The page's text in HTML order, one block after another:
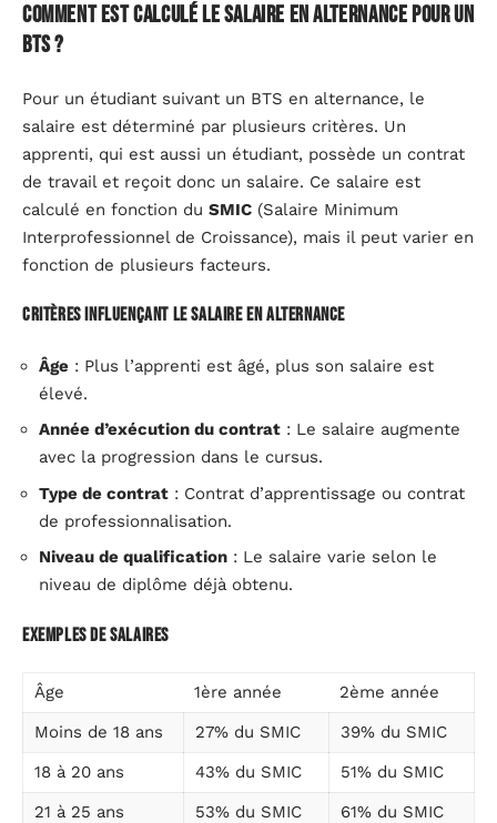
Comment est calculé le salaire en alternance pour un
BTS ?
Pour un étudiant suivant un BTS en alternance, le
salaire est déterminé par plusieurs critères. Un
apprenti, qui est aussi un étudiant, possède un contrat
de travail et reçoit donc un salaire. Ce salaire est
calculé en fonction du SMIC (Salaire Minimum
Interprofessionnel de Croissance), mais il peut varier en
fonction de plusieurs facteurs.
Critères influençant le salaire en alternance
Âge : Plus l’apprenti est âgé, plus son salaire est
élevé.
Année d’exécution du contrat : Le salaire augmente
avec la progression dans le cursus.
Type de contrat : Contrat d’apprentissage ou contrat
de professionnalisation.
Niveau de qualification : Le salaire varie selon le
niveau de diplôme déjà obtenu.
Exemples de salaires
Âge 1ère année
2ème année
Moins de 18 ans
27% du SMIC
39% du SMIC
18 à 20 ans
43% du SMIC
51% du SMIC
21 à 25 ans
53% du SMIC
61% du SMIC